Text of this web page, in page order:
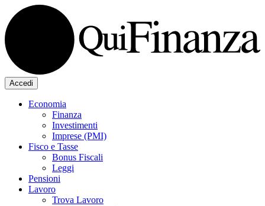
Accedi
Economia
Finanza
Investimenti
Imprese (PMI)
Fisco e Tasse
Bonus Fiscali
Leggi
Pensioni
Lavoro
Trova Lavoro